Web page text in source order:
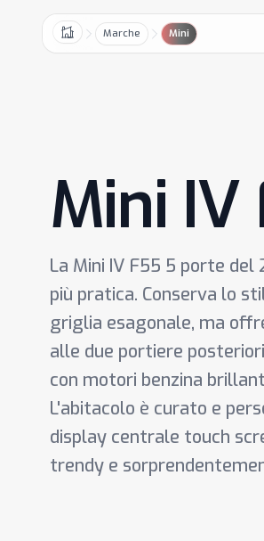
Home Marche Mini
Mini IV
La Mini IV F55 5 porte
più pratica. Conserva lo
griglia esagonale, ma
alle due portiere
con motori benzina
L'abitacolo è curato e
display centrale touch
trendy e